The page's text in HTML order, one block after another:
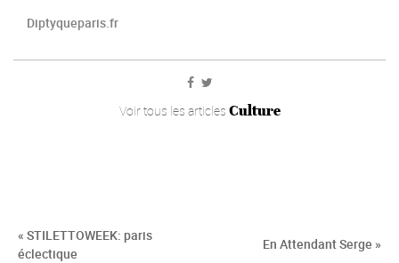
Diptyqueparis.fr
Voir tous les articles Culture
« STILETTOWEEK: paris
éclectique
En Attendant Serge »